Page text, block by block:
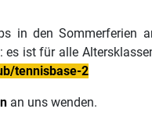
in den Sommerferien
ist für alle
tennisbase-2
an uns wenden.